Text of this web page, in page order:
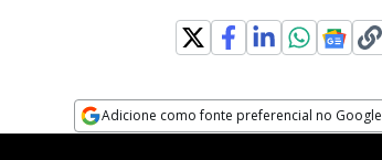
Adicione como fonte preferencial no Google